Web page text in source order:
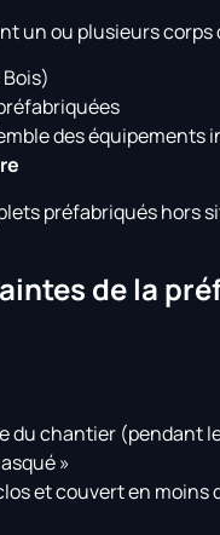
un ou plusieurs corps
des équipements
préfabriqués hors
de la
du chantier (pendant
»
et couvert en moins